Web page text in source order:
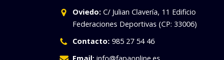
Oviedo: C/ Julian Clavería, 11 Edificio
Federaciones Deportivas (CP: 33006)
Contacto: 985 27 54 46